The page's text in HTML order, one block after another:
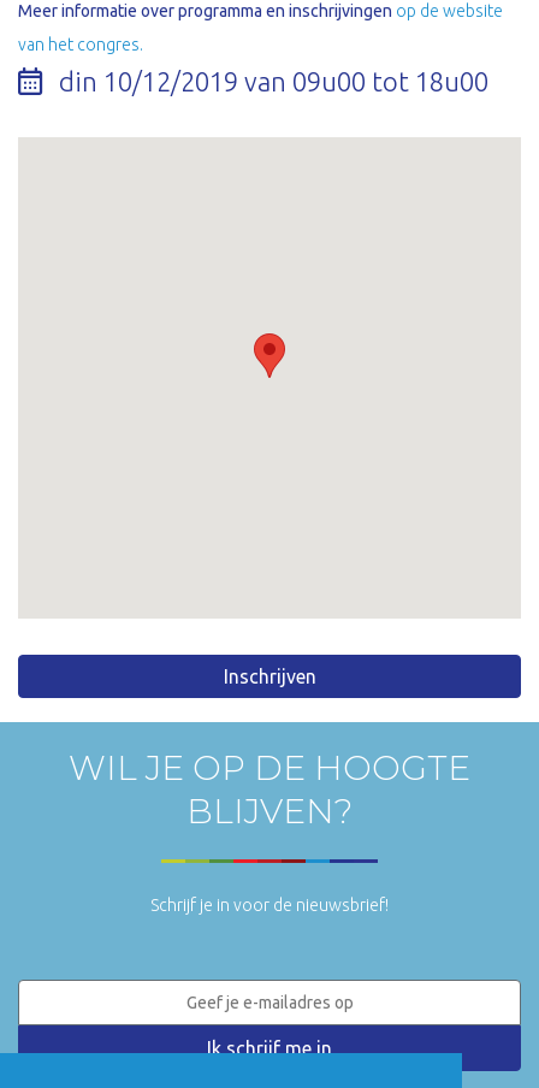
Meer informatie over programma en inschrijvingen op de website
van het congres.
din 10/12/2019 van 09u00 tot 18u00
Inschrijven
WIL JE OP DE HOOGTE
BLIJVEN?
Schrijf je in voor de nieuwsbrief!